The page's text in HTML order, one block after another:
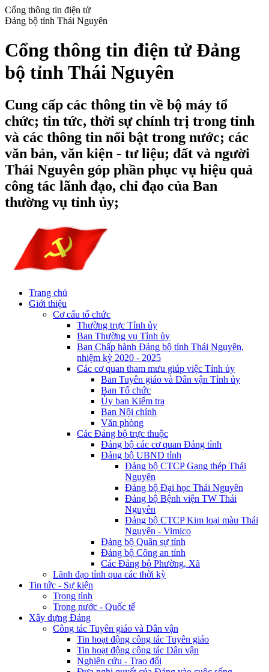
Cổng thông tin điện tử
Đảng bộ tỉnh Thái Nguyên
Cổng thông tin điện tử Đảng
bộ tỉnh Thái Nguyên
Cung cấp các thông tin về bộ máy tổ
chức; tin tức, thời sự chính trị trong tỉnh
và các thông tin nổi bật trong nước; các
văn bản, văn kiện - tư liệu; đất và người
Thái Nguyên góp phần phục vụ hiệu quả
công tác lãnh đạo, chỉ đạo của Ban
thường vụ tỉnh ủy;
Trang chủ
Giới thiệu
Cơ cấu tổ chức
Thường trực Tỉnh ủy
Ban Thường vụ Tỉnh ủy
Ban Chấp hành Đảng bộ tỉnh Thái Nguyên,
nhiệm kỳ 2020 - 2025
Các cơ quan tham mưu giúp việc Tỉnh ủy
Ban Tuyên giáo và Dân vận Tỉnh ủy
Ban Tổ chức
Ủy ban Kiểm tra
Ban Nội chính
Văn phòng
Các Đảng bộ trực thuộc
Đảng bộ các cơ quan Đảng tỉnh
Đảng bộ UBND tỉnh
Đảng bộ CTCP Gang thép Thái
Nguyên
Đảng bộ Đại học Thái Nguyên
Đảng bộ Bệnh viện TW Thái
Nguyên
Đảng bộ CTCP Kim loại màu Thái
Nguyên - Vimico
Đảng bộ Quân sự tỉnh
Đảng bộ Công an tỉnh
Các Đảng bộ Phường, Xã
Lãnh đạo tỉnh qua các thời kỳ
Tin tức - Sự kiện
Trong tỉnh
Trong nước - Quốc tế
Xây dựng Đảng
Công tác Tuyên giáo và Dân vận
Tin hoạt động công tác Tuyên giáo
Tin hoạt động công tác Dân vận
Nghiên cứu - Trao đổi